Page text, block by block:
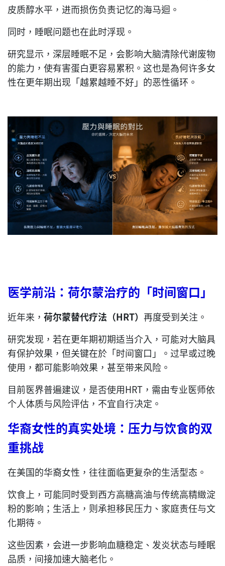
皮质醇水平，进而损伤负责记忆的海马迴。
同时，睡眠问题也在此时浮现。
研究显示，深层睡眠不足，会影响大脑清除代谢废物
的能力，使有害蛋白更容易累积。这也是為何许多女
性在更年期出现「越累越睡不好」的恶性循环。
医学前沿：荷尔蒙治疗的「时间窗口」
近年来， 荷尔蒙替代疗法（HRT） 再度受到关注。
研究发现，若在更年期初期适当介入，可能对大脑具
有保护效果，但关键在於「时间窗口」。过早或过晚
使用，都可能影响效果，甚至带来风险。
目前医界普遍建议，是否使用HRT，需由专业医师依
个人体质与风险评估，不宜自行决定。
华裔女性的真实处境：压力与饮食的双
重挑战
在美国的华裔女性，往往面临更复杂的生活型态。
饮食上，可能同时受到西方高糖高油与传统高精緻淀
粉的影响；生活上，则承担移民压力、家庭责任与文
化期待。
这些因素，会进一步影响血糖稳定、发炎状态与睡眠
品质，间接加速大脑老化。